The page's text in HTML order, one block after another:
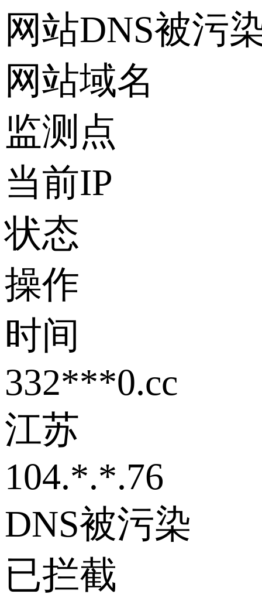
网站DNS被污
网站域名
监测点
当前IP
状态
操作
时间
332***0.cc
江苏
104.*.*.76
DNS被污染
已拦截